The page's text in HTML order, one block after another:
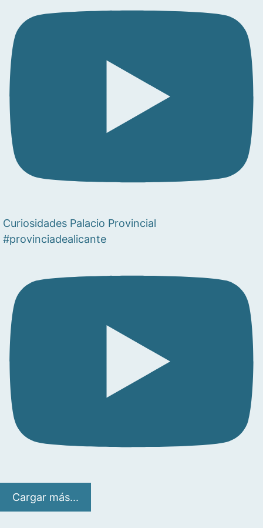
Curiosidades Palacio Provincial
#provinciadealicante
Cargar más...